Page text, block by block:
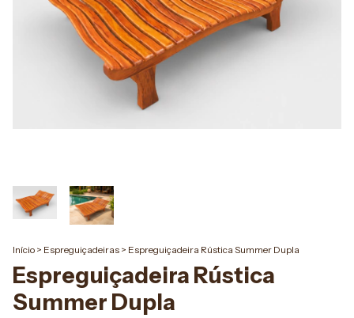
Início > Espreguiçadeiras > Espreguiçadeira Rústica Summer Dupla
Espreguiçadeira Rústica
Summer Dupla